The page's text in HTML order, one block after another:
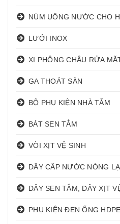
NÚM UỐNG NƯỚC CHO
LƯỚI INOX
XI PHÔNG CHẬU RỬA
GA THOÁT SÀN
BỘ PHỤ KIỆN NHÀ TẮM
BÁT SEN TẮM
VÒI XỊT VỆ SINH
DÂY CẤP NƯỚC NÓNG
DÂY SEN TẮM, DÂY XỊT
PHỤ KIỆN ĐEN ỐNG